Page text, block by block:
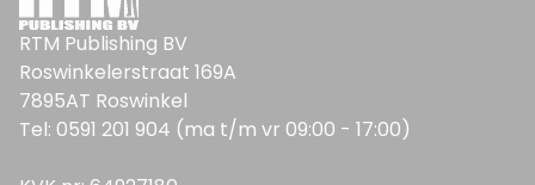
RTM Publishing BV
Roswinkelerstraat 169A
7895AT Roswinkel
Tel: 0591 201 904 (ma t/m vr 09:00 - 17:00)